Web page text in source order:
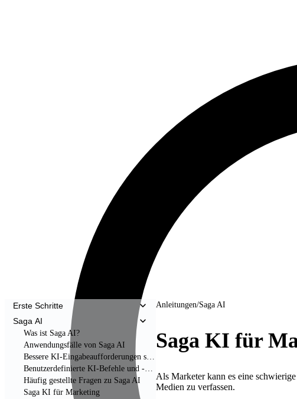
Erste Schritte
Saga AI
Was ist Saga AI?
Anwendungsfälle von Saga AI
Bessere KI-Eingabeaufforderungen schreiben
Benutzerdefinierte KI-Befehle und -Eingabeaufforderungen
Häufig gestellte Fragen zu Saga AI
Saga KI für Marketing
Anleitungen/Saga AI
Saga KI für
Als Marketer kann es eine
Medien zu verfassen.